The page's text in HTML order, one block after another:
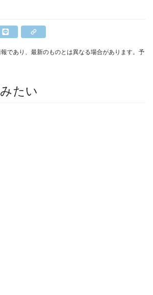
であり、最新のものとは異なる場合があります。予
たい